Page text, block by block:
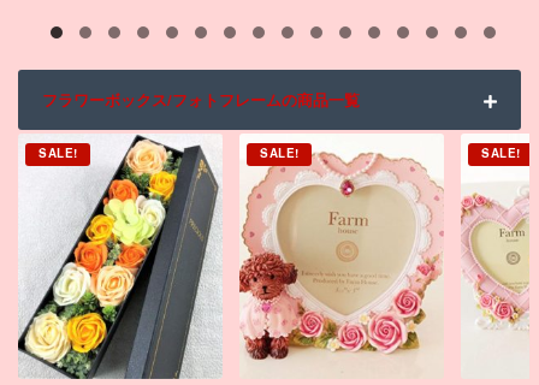
フラワーボックス/フォトフレームの商品一覧
SALE! SALE! SALE!